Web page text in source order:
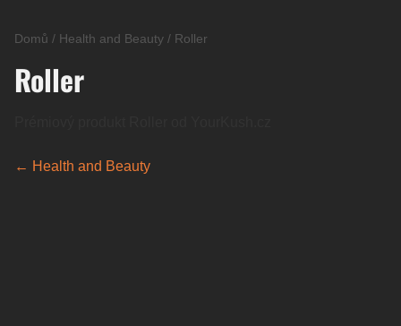
Domů / Health and Beauty / Roller
Roller
← Health and Beauty